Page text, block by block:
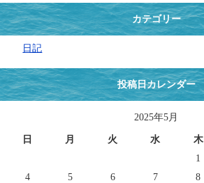
カテゴリー
日記
投稿日カレンダー
2025年5月
日 月 火 水 木
1
4
5 6 7 8